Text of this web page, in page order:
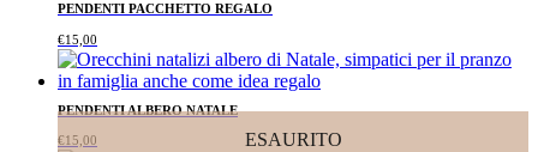
PENDENTI PACCHETTO REGALO
€15,00
ESAURITO
PENDENTI ALBERO NATALE
€15,00